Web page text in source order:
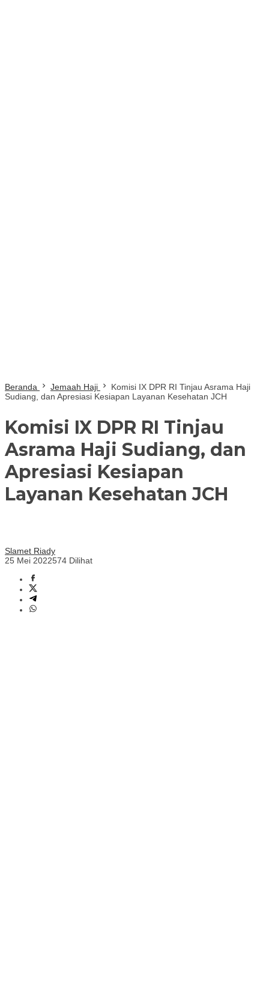
Beranda Jemaah Haji
Komisi IX DPR RI Tinjau Asrama Haji
Sudiang, dan Apresiasi Kesiapan Layanan Kesehatan JCH
Komisi IX DPR RI Tinjau
Asrama Haji Sudiang, dan
Apresiasi Kesiapan
Layanan Kesehatan JCH
Slamet Riady
25 Mei 2022574 Dilihat